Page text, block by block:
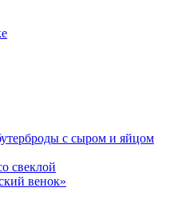
с сыром и яйцом
свеклой
венок»